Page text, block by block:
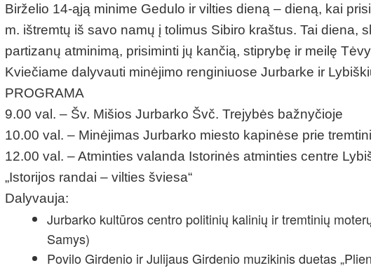
Birželio 14-ąją minime Gedulo ir vilties dieną – dieną, kai
m. ištremtų iš savo namų į tolimus Sibiro kraštus. Tai diena,
partizanų atminimą, prisiminti jų kančią, stiprybę ir meilę
Kviečiame dalyvauti minėjimo renginiuose Jurbarke ir
PROGRAMA
9.00 val. – Šv. Mišios Jurbarko Švč. Trejybės bažnyčioje
10.00 val. – Minėjimas Jurbarko miesto kapinėse prie
12.00 val. – Atminties valanda Istorinės atminties centre
„Istorijos randai – vilties šviesa“
Dalyvauja:
Jurbarko kultūros centro politinių kalinių ir tremtinių
Samys)
Povilo Girdenio ir Julijaus Girdenio muzikinis duetas